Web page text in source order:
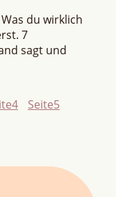
du wirklich
7
sagt und
4 Seite5